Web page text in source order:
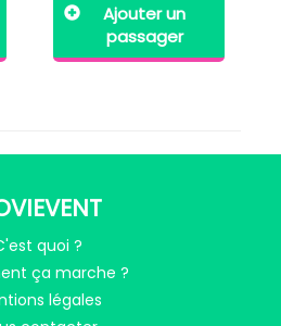
Ajouter un
passager
quoi ?
ça marche ?
légales